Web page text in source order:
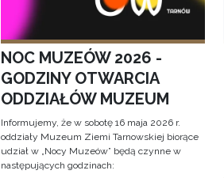
NOC MUZEÓW 2026 -
GODZINY OTWARCIA
ODDZIAŁÓW MUZEUM
Informujemy, że w sobotę 16 maja 2026 r.
oddziały Muzeum Ziemi Tarnowskiej biorące
udział w „Nocy Muzeów” będą czynne w
następujących godzinach: